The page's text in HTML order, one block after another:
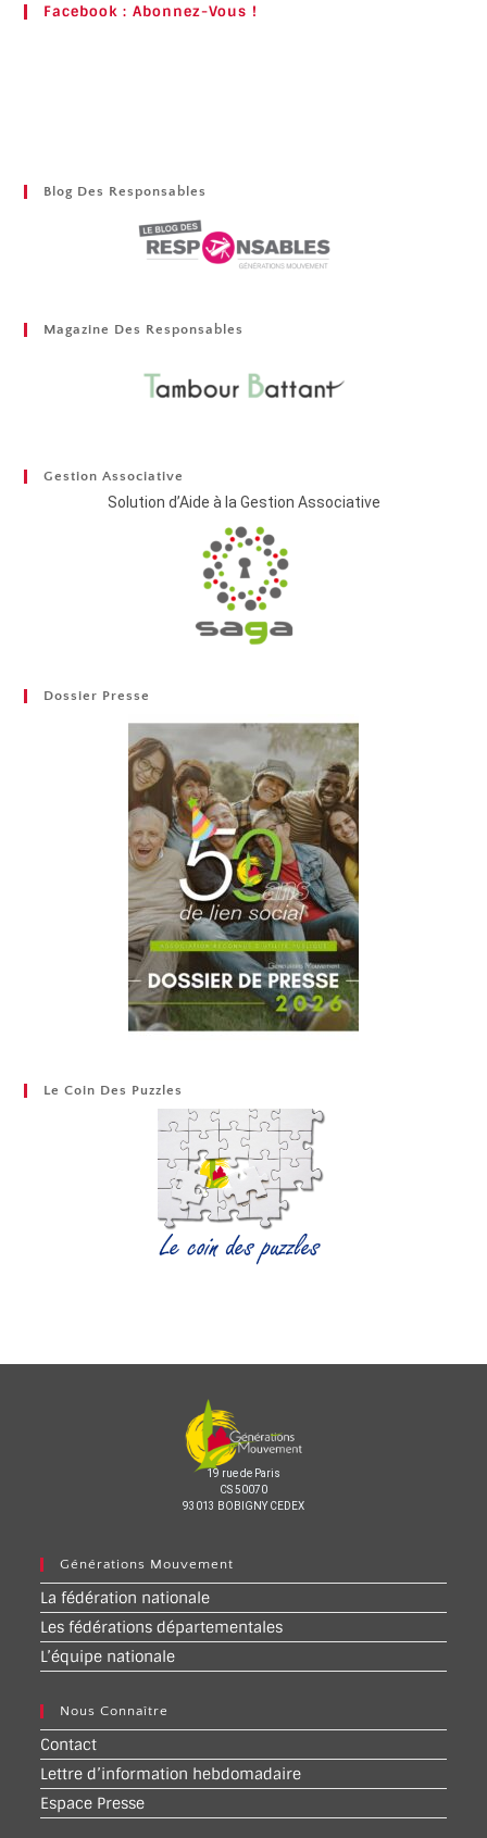
Facebook : Abonnez-Vous !
Blog Des Responsables
Magazine Des Responsables
Gestion Associative
Solution d’Aide à la Gestion Associative
Dossier Presse
Le Coin Des Puzzles
19 rue de Paris
CS 50070
93013 BOBIGNY CEDEX
Générations Mouvement
La fédération nationale
Les fédérations départementales
L’équipe nationale
Nous Connaître
Contact
Lettre d’information hebdomadaire
Espace Presse